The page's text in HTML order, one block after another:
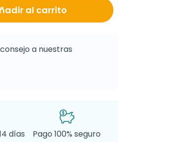
al carrito
a nuestras
días
Pago 100% seguro